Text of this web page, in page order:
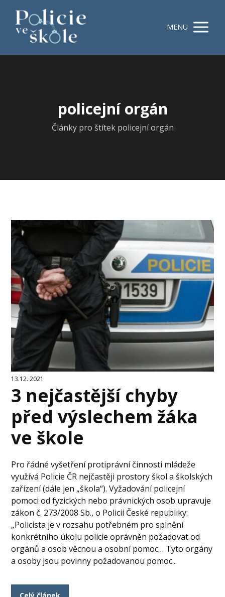
MENU
policejní orgán
Články pro štítek policejní orgán
13.12. 2021
3 nejčastější chyby
před výslechem žáka
ve škole
Pro řádné vyšetření protiprávní činnosti mládeže
využívá Policie ČR nejčastěji prostory škol a školských
zařízení (dále jen „škola“). Vyžadování policejní
pomoci od fyzických nebo právnických osob upravuje
zákon č. 273/2008 Sb., o Policii České republiky:
„Policista je v rozsahu potřebném pro splnění
konkrétního úkolu policie oprávněn požadovat od
orgánů a osob věcnou a osobní pomoc… Tyto orgány
a osoby jsou povinny požadovanou pomoc...